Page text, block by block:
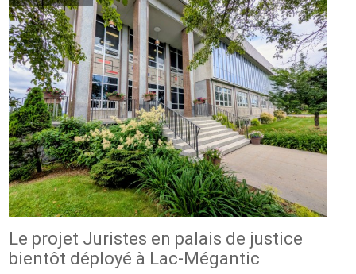
Le projet Juristes en palais de justice
bientôt déployé à Lac-Mégantic